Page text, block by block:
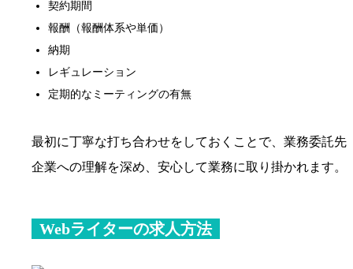
契約期間
報酬（報酬体系や単価）
納期
レギュレーション
定期的なミーティングの有無
最初に丁寧な打ち合わせをしておくことで、業務委託先
企業への理解を深め、安心して業務に取り掛かれます。
Webライターの求人方法